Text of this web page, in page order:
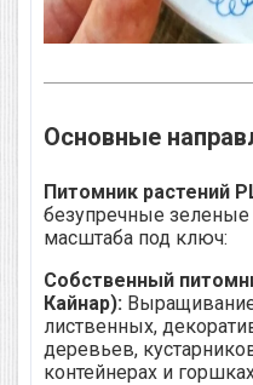
Основные
Питомник растений
безупречные зеленые
масштаба под ключ:
Собственный
Кайнар):
лиственных,
деревьев,
контейнерах и